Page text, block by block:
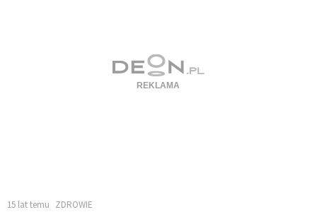
15 lat temu ZDROWIE